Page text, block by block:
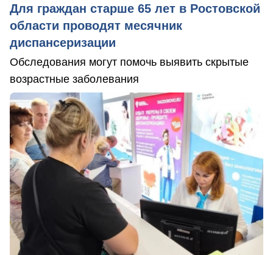
Для граждан старше 65 лет в Ростовской
области проводят месячник
диспансеризации
Обследования могут помочь выявить скрытые
возрастные заболевания